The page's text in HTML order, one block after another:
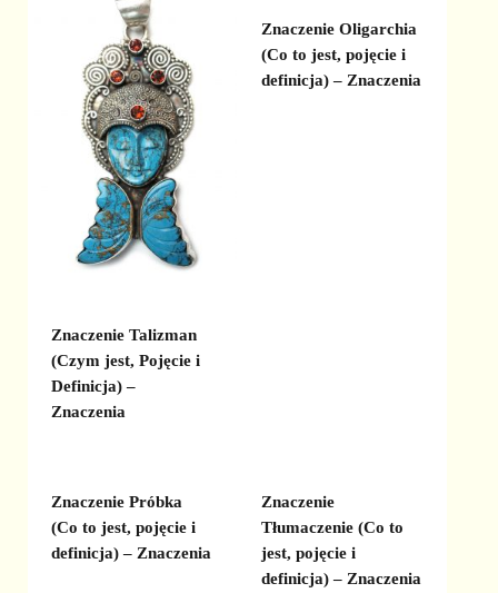
Znaczenie Talizman
(Czym jest, Pojęcie i
Definicja) –
Znaczenia
Znaczenie Oligarchia
(Co to jest, pojęcie i
definicja) – Znaczenia
Znaczenie Próbka
(Co to jest, pojęcie i
definicja) – Znaczenia
Znaczenie
Tłumaczenie (Co to
jest, pojęcie i
definicja) – Znaczenia